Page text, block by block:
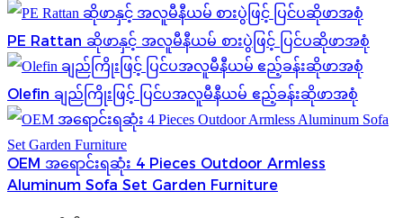
PE Rattan ဆိုဖာနှင့် အလူမီနီယမ် စားပွဲဖြင့် ပြင်ပဆိုဖာအစုံ
Olefin ချည်ကြိုးဖြင့် ပြင်ပအလူမီနီယမ် ဧည့်ခန်းဆိုဖာအစုံ
OEM အရောင်းရဆုံး 4 Pieces Outdoor Armless
Aluminum Sofa Set Garden Furniture